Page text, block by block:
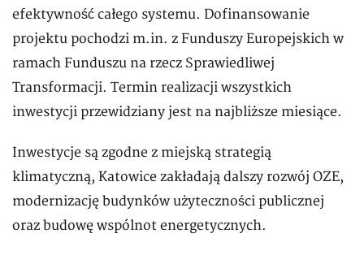
efektywność całego systemu. Dofinansowanie
projektu pochodzi m.in. z Funduszy Europejskich w
ramach Funduszu na rzecz Sprawiedliwej
Transformacji. Termin realizacji wszystkich
inwestycji przewidziany jest na najbliższe miesiące.
Inwestycje są zgodne z miejską strategią
klimatyczną, Katowice zakładają dalszy rozwój OZE,
modernizację budynków użyteczności publicznej
oraz budowę wspólnot energetycznych.